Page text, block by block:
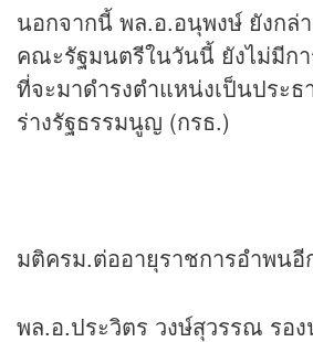
นอกจากนี้ พล.อ.อนุพงษ์ ยังกล่
คณะรัฐมนตรีในวันนี้ ยังไม่มีก
ที่จะมาดำรงตำแหน่งเป็นประ
ร่างรัฐธรรมนูญ (กรธ.)
มติครม.ต่ออายุราชการอำพนอี
พล.อ.ประวิตร วงษ์สุวรรณ รอ